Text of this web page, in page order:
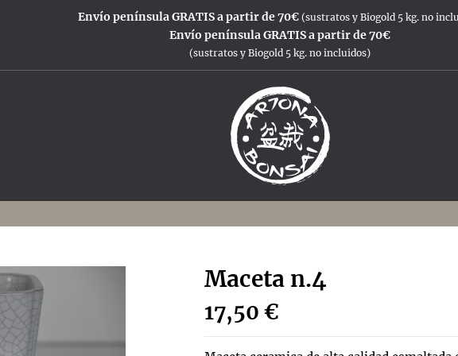
Envío península GRATIS a partir de 70€ (sustratos y Biogold 5 kg. no
Envío península GRATIS a partir de 70€
(sustratos y Biogold 5 kg. no incluidos)
Maceta n.4
17,50 €